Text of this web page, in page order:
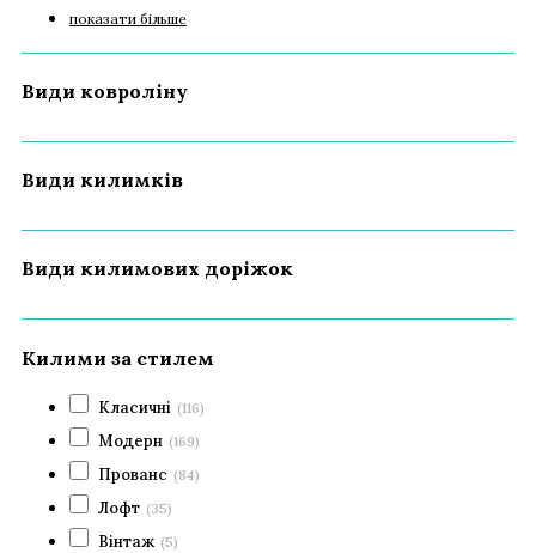
показати більше
Види ковроліну
Види килимків
Види килимових доріжок
Килими за стилем
Класичні (116)
Модерн (169)
Прованс (84)
Лофт (35)
Вінтаж (5)